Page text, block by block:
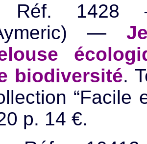
Réf. 1428 -
—
biodiversité.
“Facile
p. 14 €.